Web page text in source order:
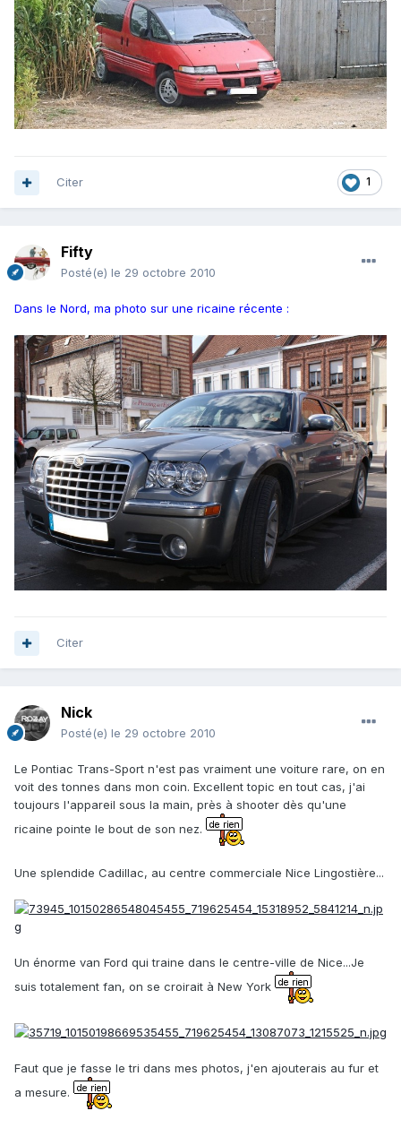
1
Citer
Fifty
Posté(e) le 29 octobre 2010
Dans le Nord, ma photo sur une ricaine récente :
Citer
Nick
Posté(e) le 29 octobre 2010
Le Pontiac Trans-Sport n'est pas vraiment une voiture rare, on en
voit des tonnes dans mon coin. Excellent topic en tout cas, j'ai
toujours l'appareil sous la main, près à shooter dès qu'une
ricaine pointe le bout de son nez.
Une splendide Cadillac, au centre commerciale Nice Lingostière...
Un énorme van Ford qui traine dans le centre-ville de Nice...Je
suis totalement fan, on se croirait à New York
Faut que je fasse le tri dans mes photos, j'en ajouterais au fur et
a mesure.